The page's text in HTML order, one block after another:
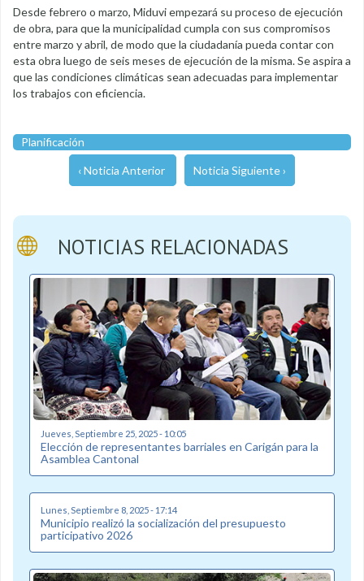
Desde febrero o marzo, Miduvi empezará su proceso de ejecución
de obra, para que la municipalidad cumpla con sus compromisos
entre marzo y abril, de modo que la ciudadanía pueda contar con
esta obra luego de seis meses de ejecución de la misma. Se aspira a
que las condiciones climáticas sean adecuadas para implementar
los trabajos con eficiencia.
Planificación
‹ Noticia Anterior Noticia Siguiente ›
NOTICIAS RELACIONADAS
Jueves, Septiembre 25, 2025 - 10:05
Elección de representantes barriales en Carigán para la
Asamblea Cantonal
Lunes, Septiembre 8, 2025 - 17:14
Municipio realizó la socialización del presupuesto
participativo 2026